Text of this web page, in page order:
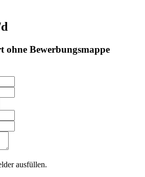
ohne Bewerbungsmappe
ausfüllen.